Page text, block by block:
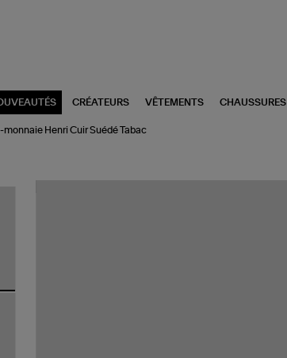
CRÉATEURS VÊTEMENTS CHAUSSURES
monnaie Henri Cuir Suédé Tabac